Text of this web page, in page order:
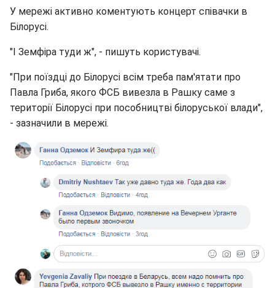
У мережі активно коментують концерт співачки в
Білорусі.
"І Земфіра туди ж", - пишуть користувачі.
"При поїздці до Білорусі всім треба пам'ятати про
Павла Гриба, якого ФСБ вивезла в Рашку саме з
території Білорусі при пособництві білоруської влади",
- зазначили в мережі.